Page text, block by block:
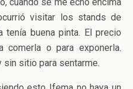
visitar los stands de
tenía buena pinta. El precio
comerla o para exponerla.
sin sitio para sentarme.